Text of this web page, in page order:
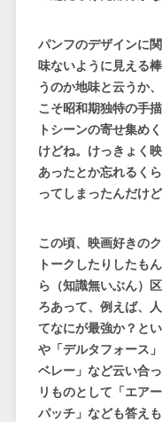
パンフのデザインに
味ないように見える
うのか地味と云うか
こそ昭和期独特の手
トシーンの寄せ集め
けどね。けっきょく
あったとか忘れるく
ってしまったんだけど
この頃、映画好きの
トークしたりしたも
ら（知識無いぶん）
ろあって、例えば、
てなにが最強か？と
や「デルタフォース
ベレー」など云い合
リものとして「エア
パッチ」なども答え